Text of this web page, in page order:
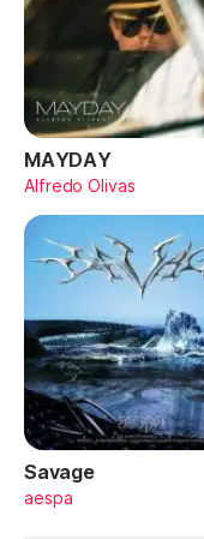
MAYDAY
Alfredo Olivas
Savage
aespa